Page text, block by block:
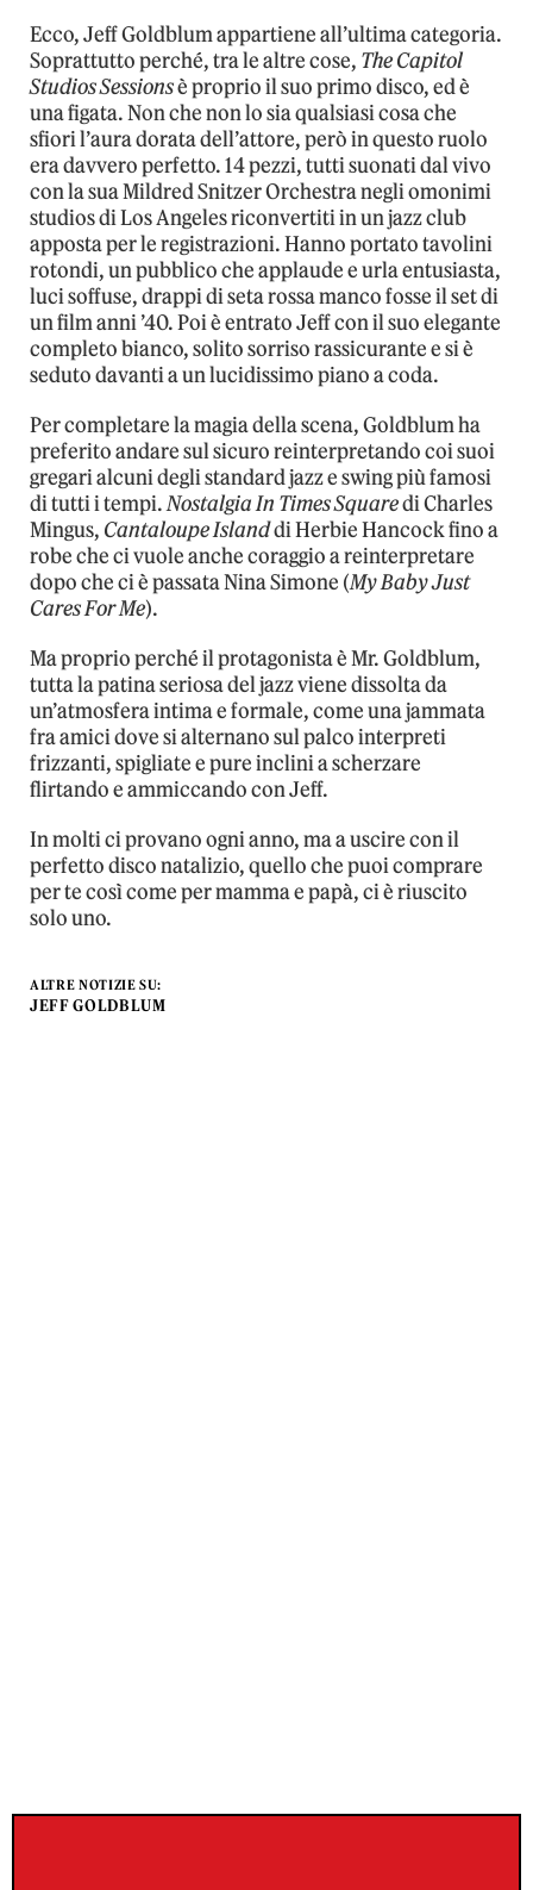
Ecco, Jeff Goldblum appartiene all’ultima categoria.
Soprattutto perché, tra le altre cose, The Capitol
Studios Sessionsè proprio il suo primo disco, ed è
una figata. Non che non lo sia qualsiasi cosa che
sfiori l’aura dorata dell’attore, però in questo ruolo
era davvero perfetto. 14 pezzi, tutti suonati dal vivo
con la sua Mildred Snitzer Orchestra negli omonimi
studios di Los Angeles riconvertiti in un jazz club
apposta per le registrazioni. Hanno portato tavolini
rotondi, un pubblico che applaude e urla entusiasta,
luci soffuse, drappi di seta rossa manco fosse il set di
un film anni ’40. Poi è entrato Jeff con il suo elegante
completo bianco, solito sorriso rassicurante e si è
seduto davanti a un lucidissimo piano a coda.
Per completare la magia della scena, Goldblum ha
preferito andare sul sicuro reinterpretando coi suoi
gregari alcuni degli standard jazz e swing più famosi
di tutti i tempi.Nostalgia In Times Squaredi Charles
Mingus, Cantaloupe Islanddi Herbie Hancock fino a
robe che ci vuole anche coraggio a reinterpretare
dopo che ci è passata Nina Simone (My Baby Just
Cares For Me).
Ma proprio perché il protagonista è Mr. Goldblum,
tutta la patina seriosa del jazz viene dissolta da
un’atmosfera intima e formale, come una jammata
fra amici dove si alternano sul palco interpreti
frizzanti, spigliate e pure inclini a scherzare
flirtando e ammiccando con Jeff.
In molti ci provano ogni anno, ma a uscire con il
perfetto disco natalizio, quello che puoi comprare
per te così come per mamma e papà, ci è riuscito
solo uno.
ALTRE NOTIZIE SU:
JEFF GOLDBLUM